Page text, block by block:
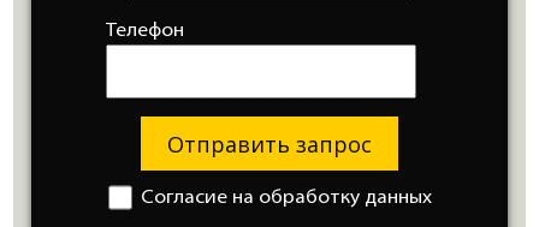
Телефон
Отправить запрос
Согласие на обработку данных